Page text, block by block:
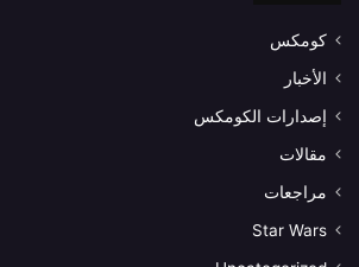
كومكس
الأخبار
إصدارات الكومكس
مقالات
مراجعات
Star Wars